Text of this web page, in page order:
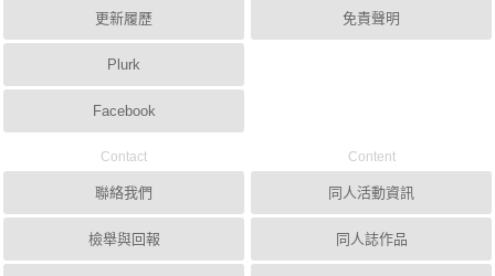
更新履歷
Plurk
Facebook
免責聲明
Contact
聯絡我們
檢舉與回報
Content
同人活動資訊
同人誌作品